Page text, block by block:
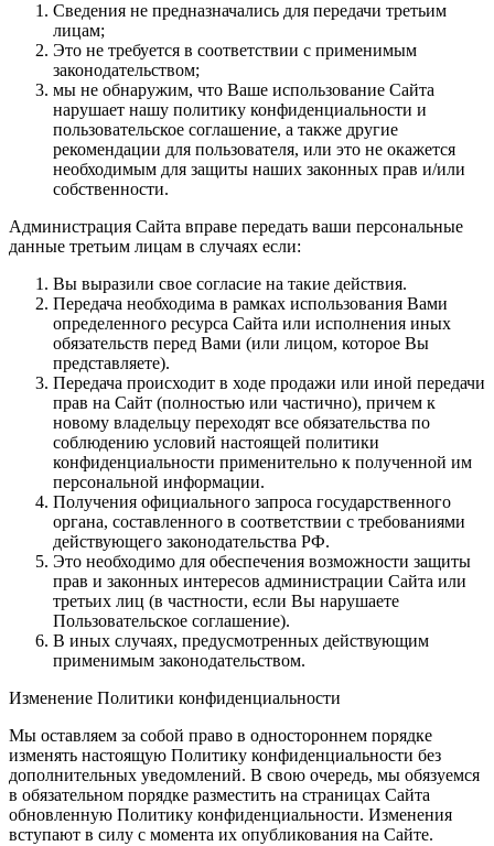
Сведения не предназначались для передачи третьим
лицам;
Это не требуется в соответствии с применимым
законодательством;
мы не обнаружим, что Ваше использование Сайта
нарушает нашу политику конфиденциальности и
пользовательское соглашение, а также другие
рекомендации для пользователя, или это не окажется
необходимым для защиты наших законных прав и/или
собственности.
Администрация Сайта вправе передать ваши персональные
данные третьим лицам в случаях если:
Вы выразили свое согласие на такие действия.
Передача необходима в рамках использования Вами
определенного ресурса Сайта или исполнения иных
обязательств перед Вами (или лицом, которое Вы
представляете).
Передача происходит в ходе продажи или иной передачи
прав на Сайт (полностью или частично), причем к
новому владельцу переходят все обязательства по
соблюдению условий настоящей политики
конфиденциальности применительно к полученной им
персональной информации.
Получения официального запроса государственного
органа, составленного в соответствии с требованиями
действующего законодательства РФ.
Это необходимо для обеспечения возможности защиты
прав и законных интересов администрации Сайта или
третьих лиц (в частности, если Вы нарушаете
Пользовательское соглашение).
В иных случаях, предусмотренных действующим
применимым законодательством.
Изменение Политики конфиденциальности
Мы оставляем за собой право в одностороннем порядке
изменять настоящую Политику конфиденциальности без
дополнительных уведомлений. В свою очередь, мы обязуемся
в обязательном порядке разместить на страницах Сайта
обновленную Политику конфиденциальности. Изменения
вступают в силу с момента их опубликования на Сайте.